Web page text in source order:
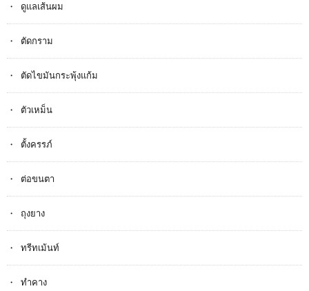
ดูแลเส้นผม
ตัดกราม
ตัดไขมันกระพุ้งแก้ม
ตัวเหม็น
ตั้งครรภ​์
ต่อขนตา
ถุงยาง
ทรีทเม้นท์
ทำคาง